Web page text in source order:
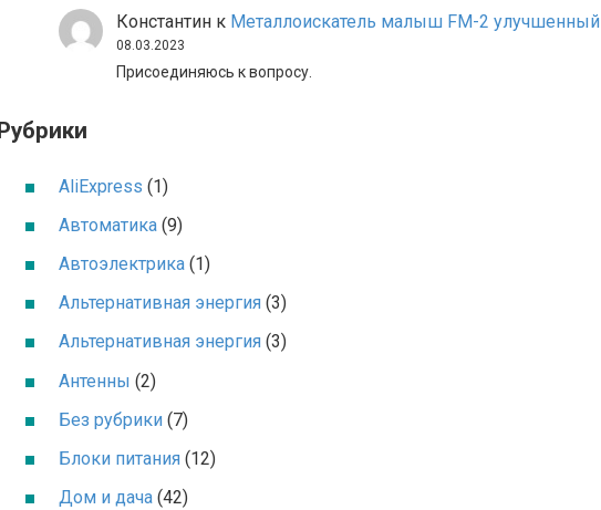
Константин к Металлоискатель малыш FM-2 улучшенный
08.03.2023
Присоединяюсь к вопросу.
Рубрики
AliExpress (1)
Автоматика (9)
Автоэлектрика (1)
Альтернативная энергия (3)
Альтернативная энергия (3)
Антенны (2)
Без рубрики (7)
Блоки питания (12)
Дом и дача (42)